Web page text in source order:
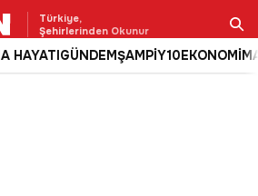
Türkiye,
Şehirlerinden Okunur
HAYATIGÜNDEMŞAMPİY10EKONOMİ
Ara